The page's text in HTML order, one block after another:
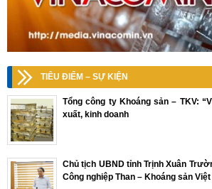
TIÊU ĐIỂM – SỰ KIỆN
Tổng công ty Khoáng sản – TKV:
xuất, kinh doanh
Chủ tịch UBND tỉnh Trịnh Xuân
Công nghiệp Than – Khoáng sản Việt